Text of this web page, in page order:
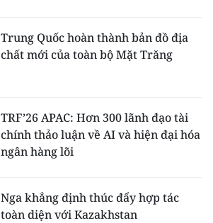
Trung Quốc hoàn thành bản đồ địa
chất mới của toàn bộ Mặt Trăng
TRF’26 APAC: Hơn 300 lãnh đạo tài
chính thảo luận về AI và hiện đại hóa
ngân hàng lõi
Nga khẳng định thúc đẩy hợp tác
toàn diện với Kazakhstan